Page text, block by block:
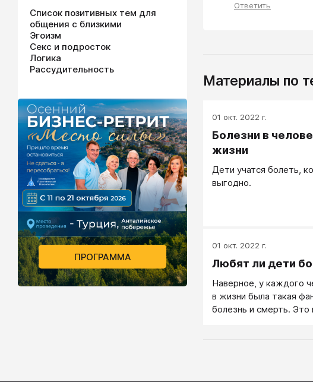
Ответить
Материалы по
01 окт. 2022 г.
Болезни в
жизни
Дети учатся болеть,
выгодно.
01 окт. 2022 г.
Любят ли дети
Наверное, у каждого
в жизни была такая
болезнь и смерть. Это
Список позитивных тем для
общения с близкими
Эгоизм
Секс и подросток
Логика
Рассудительность
ПРОГРАММА